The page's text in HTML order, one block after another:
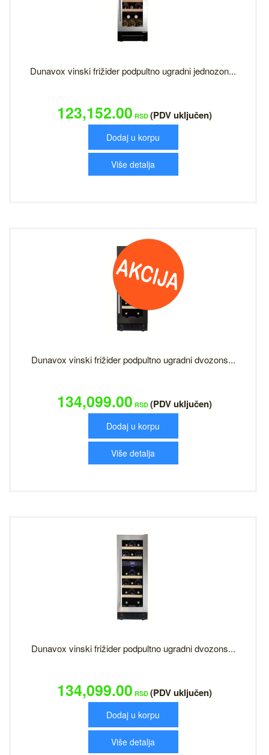
Dunavox vinski frižider podpultno ugradni jednozon...
123,152.00 RSD (PDV uključen)
Dodaj u korpu
Više detalja
Dunavox vinski frižider podpultno ugradni dvozons...
134,099.00 RSD (PDV uključen)
Dodaj u korpu
Više detalja
Dunavox vinski frižider podpultno ugradni dvozons...
134,099.00 RSD (PDV uključen)
Dodaj u korpu
Više detalja